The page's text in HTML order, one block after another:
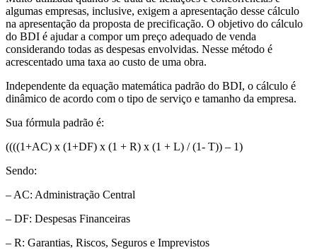
algumas empresas, inclusive, exigem a apresentação desse cálculo
na apresentação da proposta de precificação. O objetivo do cálculo
do BDI é ajudar a compor um preço adequado de venda
considerando todas as despesas envolvidas. Nesse método é
acrescentado uma taxa ao custo de uma obra.
Independente da equação matemática padrão do BDI, o cálculo é
dinâmico de acordo com o tipo de serviço e tamanho da empresa.
Sua fórmula padrão é:
((((1+AC) x (1+DF) x (1 + R) x (1 + L) / (1- T)) – 1)
Sendo:
– AC: Administração Central
– DF: Despesas Financeiras
– R: Garantias, Riscos, Seguros e Imprevistos